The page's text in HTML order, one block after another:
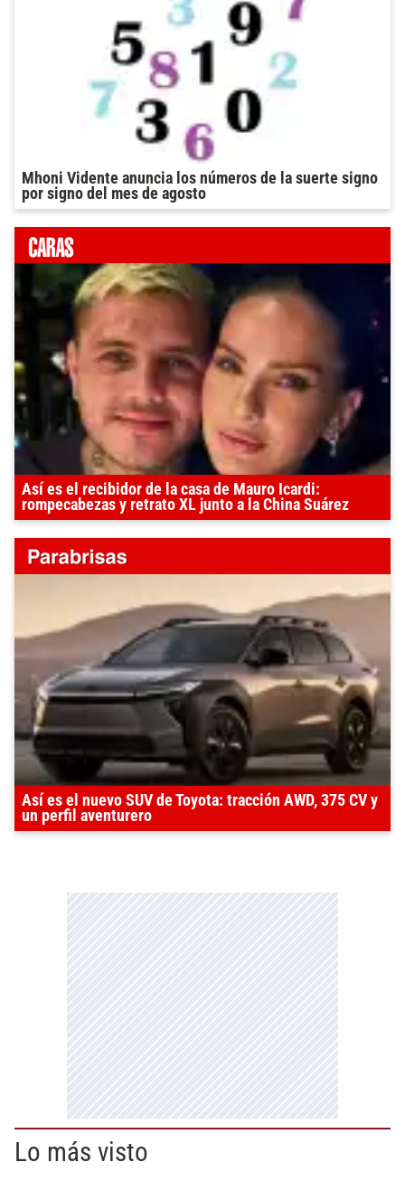
Mhoni Vidente anuncia los números de la suerte signo
por signo del mes de agosto
Así es el recibidor de la casa de Mauro Icardi:
rompecabezas y retrato XL junto a la China Suárez
Así es el nuevo SUV de Toyota: tracción AWD, 375 CV y
un perfil aventurero
Lo más visto